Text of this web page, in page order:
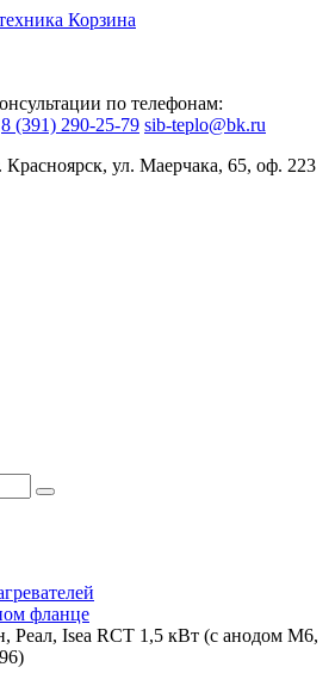
Корзина
по телефонам:
8 (391) 290-25-79 sib-teplo@bk.ru
Красноярск, ул. Маерчака, 65, оф. 223
фланце
Реал, Isea RCT 1,5 кВт (с анодом М6,